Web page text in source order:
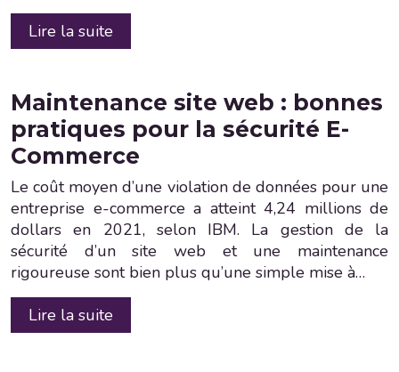
Lire la suite
Maintenance site web : bonnes
pratiques pour la sécurité E-
Commerce
Le coût moyen d’une violation de données pour une
entreprise e-commerce a atteint 4,24 millions de
dollars en 2021, selon IBM. La gestion de la
sécurité d’un site web et une maintenance
rigoureuse sont bien plus qu’une simple mise à…
Lire la suite